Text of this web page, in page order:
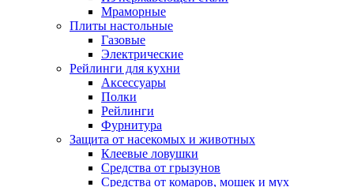
Мраморные
Плиты настольные
Газовые
Электрические
Рейлинги для кухни
Аксессуары
Полки
Рейлинги
Фурнитура
Защита от насекомых и животных
Клеевые ловушки
Средства от грызунов
Средства от комаров, мошек и мух